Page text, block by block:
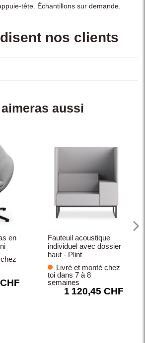
tête. Échantillons sur demande.
nos clients
aimeras aussi
en
Fauteuil acoustique
individuel avec dossier
haut - Plint
Livré et monté chez
toi dans 7 à 8
semaines
1 120,45 CHF